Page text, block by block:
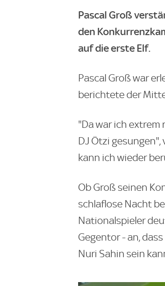
Pascal Groß
den
auf die erste Elf.
Pascal Groß war
berichtete der
"Da war ich extrem
DJ Ötzi
kann ich wieder
Ob Groß seinen
schlaflose Nacht
Nationalspieler
Gegentor - an,
Nuri Sahin sein